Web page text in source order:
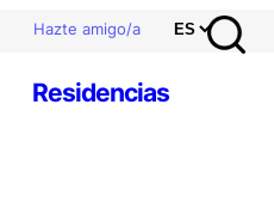
Hazte amigo/a
Residencias